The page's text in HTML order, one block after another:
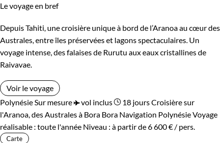
Le voyage en bref
Depuis Tahiti, une croisière unique à bord de l’Aranoa au cœur des
Australes, entre îles préservées et lagons spectaculaires. Un
voyage intense, des falaises de Rurutu aux eaux cristallines de
Raivavae.
Voir le voyage
Polynésie Sur mesure vol inclus 18 joursCroisière sur
l'Aranoa, des Australes à Bora Bora Navigation PolynésieVoyage
réalisable : toute l'année Niveau : à partir de6 600 € / pers.
Carte